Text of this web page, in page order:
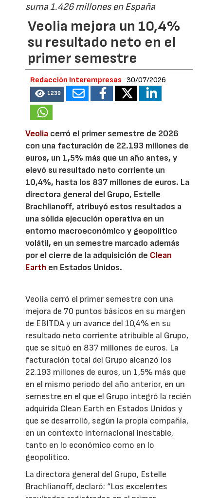
suma 1.426 millones en España
Veolia mejora un 10,4%
su resultado neto en el
primer semestre
Redacción Interempresas 30/07/2026
1239
Veolia cerró el primer semestre de 2026
con una facturación de 22.193 millones de
euros, un 1,5% más que un año antes, y
elevó su resultado neto corriente un
10,4%, hasta los 837 millones de euros. La
directora general del Grupo, Estelle
Brachlianoff, atribuyó estos resultados a
una sólida ejecución operativa en un
entorno macroeconómico y geopolítico
volátil, en un semestre marcado además
por el cierre de la adquisición de Clean
Earth en Estados Unidos.
Veolia cerró el primer semestre con una
mejora de 70 puntos básicos en su margen
de EBITDA y un avance del 10,4% en su
resultado neto corriente atribuible al Grupo,
que se situó en 837 millones de euros. La
facturación total del Grupo alcanzó los
22.193 millones de euros, un 1,5% más que
en el mismo periodo del año anterior, en un
semestre en el que el Grupo integró la recién
adquirida Clean Earth en Estados Unidos y
que se desarrolló, según la propia compañía,
en un contexto internacional inestable,
tanto en lo económico como en lo
geopolítico.
La directora general del Grupo, Estelle
Brachlianoff, declaró: “Los excelentes